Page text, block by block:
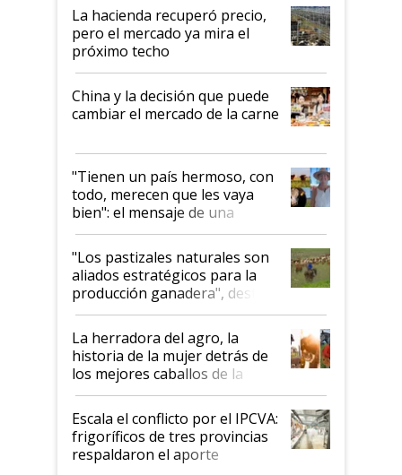
La hacienda recuperó precio,
pero el mercado ya mira el
próximo techo
China y la decisión que puede
cambiar el mercado de la carne
"Tienen un país hermoso, con
todo, merecen que les vaya
bien": el mensaje de una
ganadera uruguaya sobre las
oportunidades que se abren
para el agro en Argentina, con
foco en la carne
"Los pastizales naturales son
aliados estratégicos para la
producción ganadera", destaca
la iniciativa que ya reúne a 46
establecimientos en Argentina
La herradora del agro, la
historia de la mujer detrás de
los mejores caballos de la
Argentina y los mitos que
todavía hacen sufrir a estos
animales: "Mientras me
descalificaban, yo seguí
haciendo currículum"
Escala el conflicto por el IPCVA:
frigoríficos de tres provincias
respaldaron el aporte